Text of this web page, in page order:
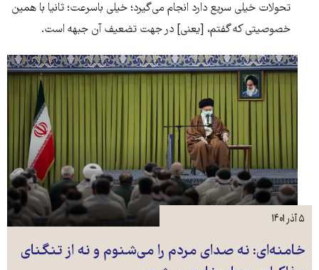
تحولات خیلی سریع دارد انجام می‌گیرد؛ خیلی باسرعت؛ ثانیا با همین
خصوصیتی که گفتم، [یعنی] در جهت تضعیف آن جبهه است.
خامنه‌ای: نه صدای مردم را می‌شنوم و نه از تنگنای
۵ آذر ۱۴۰۱